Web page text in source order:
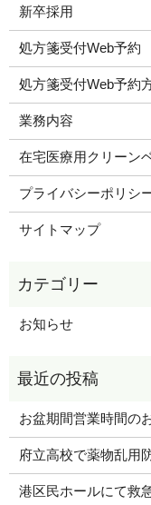
新卒採用
処方箋受付Web予約
処方箋受付Web予約
業務内容
在宅医療用クリーン
プライバシーポリシ
サイトマップ
お知らせ
お盆期間営業時間の
府立高校で薬物乱用
港区民ホールにて救